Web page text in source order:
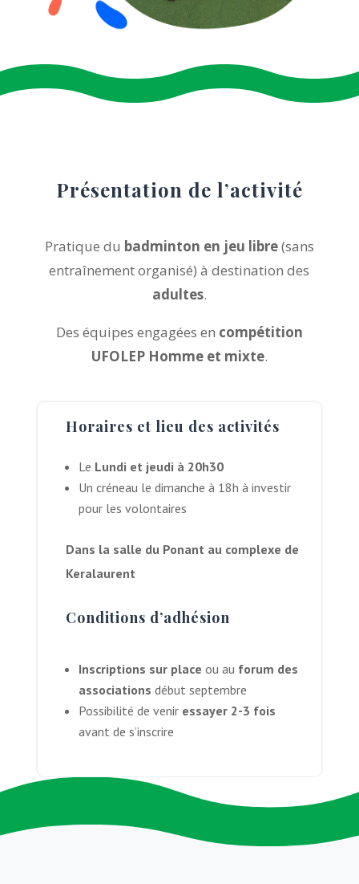
Présentation de l’activité
Pratique du badminton en jeu libre(sans
entraînement organisé) à destination des
adultes.
Des équipes engagées en compétition
UFOLEP Homme et mixte.
Horaires et lieu des activités
Le Lundi et jeudi à 20h30
Un créneau le dimanche à 18h à investir
pour les volontaires
Dans la salle du Ponant au complexe de
Keralaurent
Conditions d’adhésion
Inscriptions sur place ou au forum des
associations début septembre
Possibilité de venir essayer 2-3 fois
avant de s’inscrire